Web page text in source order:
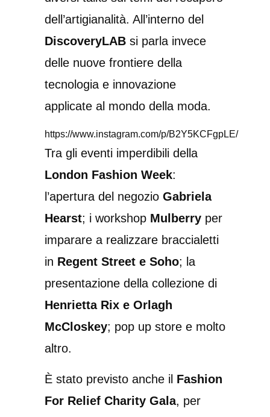
dell’artigianalità. All’interno del
DiscoveryLAB si parla invece
delle nuove frontiere della
tecnologia e innovazione
applicate al mondo della moda.
https://www.instagram.com/p/B2Y5KCFgpLE/
Tra gli eventi imperdibili della
London Fashion Week:
l’apertura del negozio Gabriela
Hearst; i workshop Mulberry per
imparare a realizzare braccialetti
in Regent Street e Soho; la
presentazione della collezione di
Henrietta Rix e Orlagh
McCloskey; pop up store e molto
altro.
È stato previsto anche il Fashion
For Relief Charity Gala, per